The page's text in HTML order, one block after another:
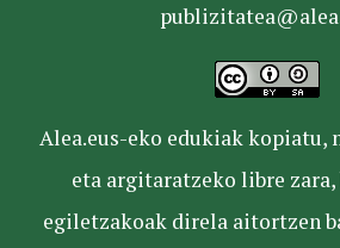
Alea.eus-eko edukiak kopiatu,
eta argitaratzeko libre zara,
egiletzakoak direla aitortzen